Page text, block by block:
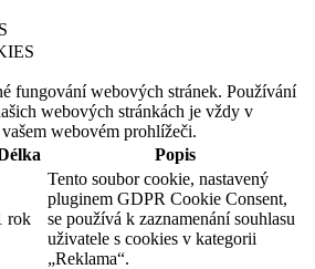
fungování webových stránek. Používání
webových stránkách je vždy v
webovém prohlížeči.
Popis
rok
Tento soubor cookie, nastavený
pluginem GDPR Cookie Consent,
se používá k zaznamenání souhlasu
uživatele s cookies v kategorii
„Reklama“.